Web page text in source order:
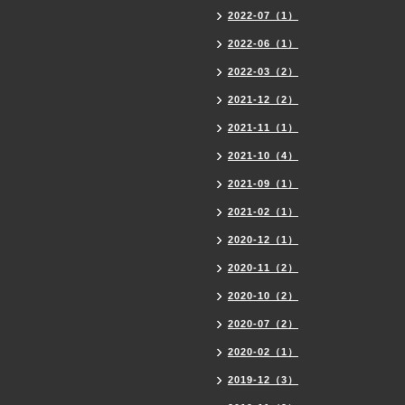
2022-07（1）
2022-06（1）
2022-03（2）
2021-12（2）
2021-11（1）
2021-10（4）
2021-09（1）
2021-02（1）
2020-12（1）
2020-11（2）
2020-10（2）
2020-07（2）
2020-02（1）
2019-12（3）